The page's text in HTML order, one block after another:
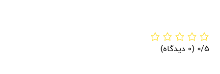
0/5 (0 دیدگاه)